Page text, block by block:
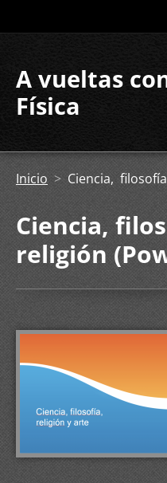
A vueltas
Física
Inicio > Ciencia,
Ciencia,
religión